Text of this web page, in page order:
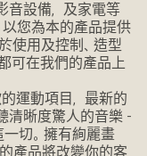
音設備，及家電等
以您為本的產品提供
使用及控制、造型
可在我們的產品上
運動項目，最新的
清晰度驚人的音樂 -
切。擁有絢麗畫
產品將改變你的客